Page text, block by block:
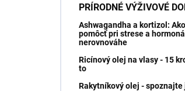
PRÍRODNÉ VÝŽIVOVÉ
Ashwagandha a kortizol:
pomôcť pri strese a
nerovnováhe
Ricínový olej na vlasy - 15
to
Rakytníkový olej - spoznajte